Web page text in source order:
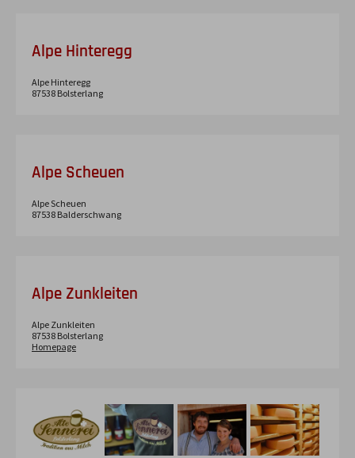
Alpe Hinteregg
Alpe Hinteregg
87538 Bolsterlang
Alpe Scheuen
Alpe Scheuen
87538 Balderschwang
Alpe Zunkleiten
Alpe Zunkleiten
87538 Bolsterlang
Homepage